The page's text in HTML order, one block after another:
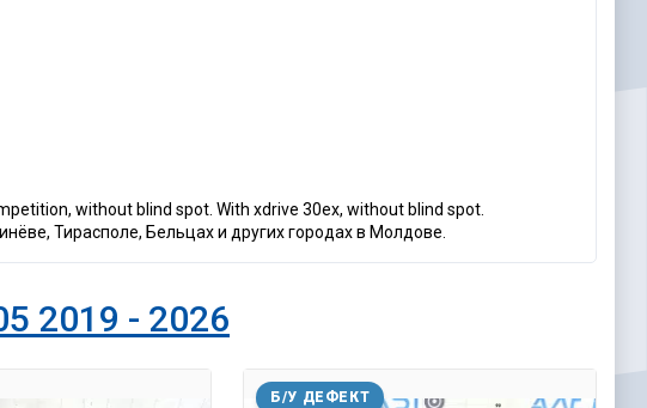
without blind spot. With xdrive 30ex, without blind spot.
Тирасполе, Бельцах и других городах в Молдове.
2019 - 2026
Б/У ДЕФЕКТ